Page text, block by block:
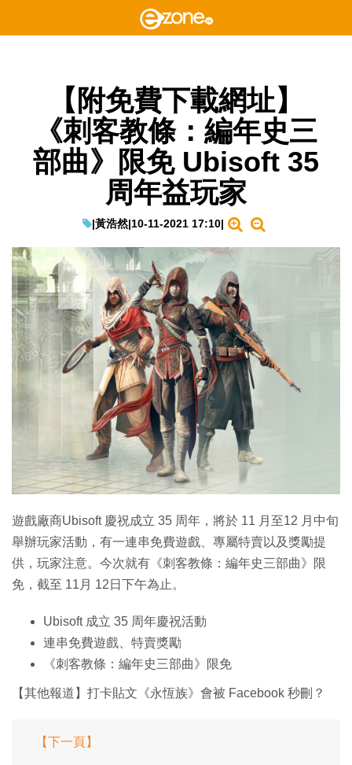
【附免費下載網址】
《刺客教條：編年史三
部曲》限免 Ubisoft 35
周年益玩家
|黃浩然|10-11-2021 17:10|
遊戲廠商Ubisoft 慶祝成立 35 周年，將於 11 月至12 月中旬
舉辦玩家活動，有一連串免費遊戲、專屬特賣以及獎勵提
供，玩家注意。今次就有《刺客教條：編年史三部曲》限
免，截至 11月 12日下午為止。
Ubisoft 成立 35 周年慶祝活動
連串免費遊戲、特賣獎勵
《刺客教條：編年史三部曲》限免
【其他報道】打卡貼文《永恆族》會被 Facebook 秒刪？
【下一頁】